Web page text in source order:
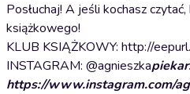
Posłuchaj! A jeśli kochasz
książkowego!
KLUB KSIĄŻKOWY: http://
INSTAGRAM: @agnieszka
https://www.instagram.com/